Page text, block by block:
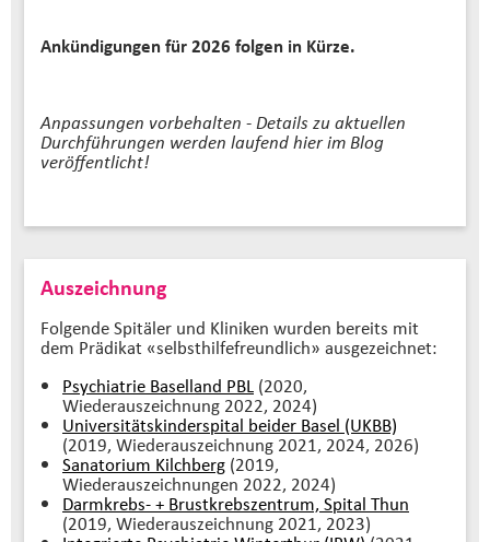
Ankündigungen für 2026 folgen in Kürze.
Anpassungen vorbehalten - Details zu aktuellen
Durchführungen werden laufend hier im Blog
veröffentlicht!
Auszeichnung
Folgende Spitäler und Kliniken wurden bereits mit
dem Prädikat «selbsthilfefreundlich» ausgezeichnet:
Psychiatrie Baselland PBL (2020,
Wiederauszeichnung 2022, 2024)
Universitätskinderspital beider Basel (UKBB)
(2019, Wiederauszeichnung 2021, 2024, 2026)
Sanatorium Kilchberg (2019,
Wiederauszeichnungen 2022, 2024)
Darmkrebs- + Brustkrebszentrum, Spital Thun
(2019, Wiederauszeichnung 2021, 2023)